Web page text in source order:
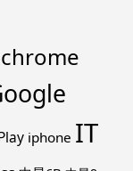
chrome
iphone IT